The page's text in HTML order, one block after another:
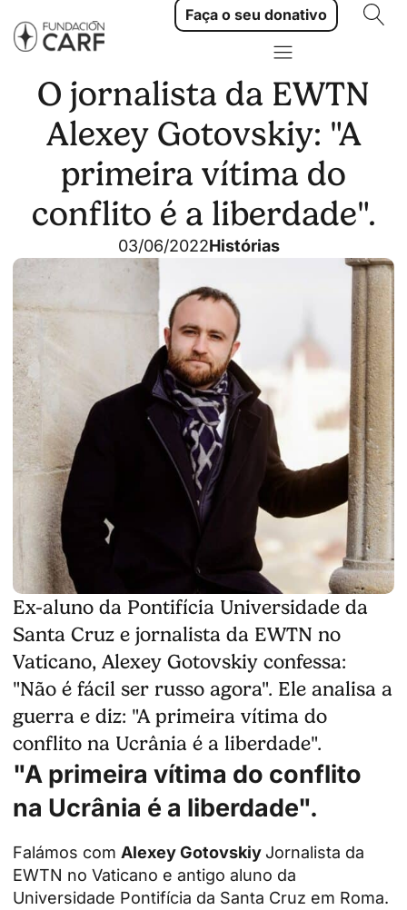
Faça o seu donativo
O jornalista da EWTN
Alexey Gotovskiy: "A
primeira vítima do
conflito é a liberdade".
03/06/2022Histórias
Ex-aluno da Pontifícia Universidade da
Santa Cruz e jornalista da EWTN no
Vaticano, Alexey Gotovskiy confessa:
"Não é fácil ser russo agora". Ele analisa a
guerra e diz: "A primeira vítima do
conflito na Ucrânia é a liberdade".
"A primeira vítima do conflito
na Ucrânia é a liberdade".
Falámos com Alexey GotovskiyJornalista da
EWTN no Vaticano e antigo aluno da
Universidade Pontifícia da Santa Cruz em Roma.